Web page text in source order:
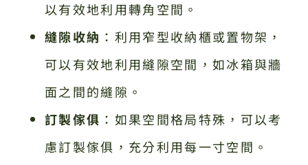
以有效地利用轉角空間。
縫隙收納 ：利用窄型收納櫃或置物架，
可以有效地利用縫隙空間，如冰箱與牆
面之間的縫隙。
訂製傢俱 ：如果空間格局特殊，可以考
慮訂製傢俱，充分利用每一寸空間。